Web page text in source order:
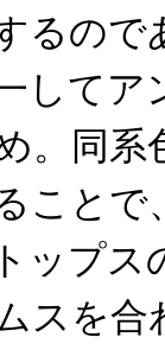
るの
してア
。同系
ことで
ップス
スを合